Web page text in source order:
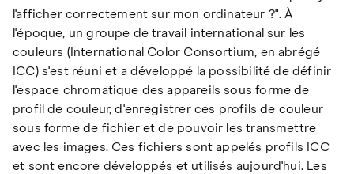
l'afficher correctement sur mon ordinateur ?". À
l'époque, un groupe de travail international sur les
couleurs (International Color Consortium, en abrégé
ICC) s'est réuni et a développé la possibilité de définir
l'espace chromatique des appareils sous forme de
profil de couleur, d'enregistrer ces profils de couleur
sous forme de fichier et de pouvoir les transmettre
avec les images. Ces fichiers sont appelés profils ICC
et sont encore développés et utilisés aujourd'hui. Les